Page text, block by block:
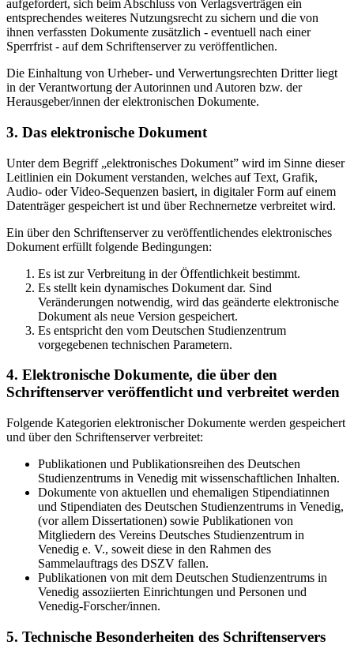
aufgefordert, sich beim Abschluss von Verlagsverträgen ein
entsprechendes weiteres Nutzungsrecht zu sichern und die von
ihnen verfassten Dokumente zusätzlich - eventuell nach einer
Sperrfrist - auf dem Schriftenserver zu veröffentlichen.
Die Einhaltung von Urheber- und Verwertungsrechten Dritter liegt
in der Verantwortung der Autorinnen und Autoren bzw. der
Herausgeber/innen der elektronischen Dokumente.
3. Das elektronische Dokument
Unter dem Begriff „elektronisches Dokument” wird im Sinne dieser
Leitlinien ein Dokument verstanden, welches auf Text, Grafik,
Audio- oder Video-Sequenzen basiert, in digitaler Form auf einem
Datenträger gespeichert ist und über Rechnernetze verbreitet wird.
Ein über den Schriftenserver zu veröffentlichendes elektronisches
Dokument erfüllt folgende Bedingungen:
Es ist zur Verbreitung in der Öffentlichkeit bestimmt.
Es stellt kein dynamisches Dokument dar. Sind
Veränderungen notwendig, wird das geänderte elektronische
Dokument als neue Version gespeichert.
Es entspricht den vom Deutschen Studienzentrum
vorgegebenen technischen Parametern.
4. Elektronische Dokumente, die über den
Schriftenserver veröffentlicht und verbreitet werden
Folgende Kategorien elektronischer Dokumente werden gespeichert
und über den Schriftenserver verbreitet:
Publikationen und Publikationsreihen des Deutschen
Studienzentrums in Venedig mit wissenschaftlichen Inhalten.
Dokumente von aktuellen und ehemaligen Stipendiatinnen
und Stipendiaten des Deutschen Studienzentrums in Venedig,
(vor allem Dissertationen) sowie Publikationen von
Mitgliedern des Vereins Deutsches Studienzentrum in
Venedig e. V., soweit diese in den Rahmen des
Sammelauftrags des DSZV fallen.
Publikationen von mit dem Deutschen Studienzentrums in
Venedig assoziierten Einrichtungen und Personen und
Venedig-Forscher/innen.
5. Technische Besonderheiten des Schriftenservers